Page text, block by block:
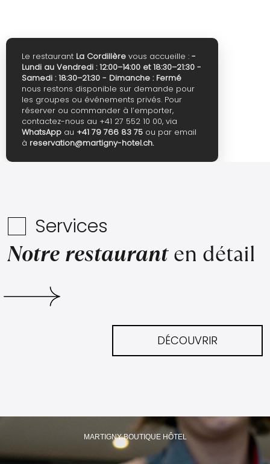
Le restaurant La Cordillère vous accueille : -
Lundi au Vendredi : 12:00–14:00 et 18:30–21:30 -
Samedi : 18:30–21:30 - Dimanche : Fermé
nous restons disponible sur demande pour
les groupes ou événements privés. Pour
réserver ou commander à l’emporter,
contactez-nous au +41 27 552 10 00, via
WhatsApp au +41 79 766 83 75 ou par email
à reservation@martigny-hotel.ch.
Services
Notre restauranten détail
DÉCOUVRIR
MARTIGNY BOUTIQUE HÔTEL